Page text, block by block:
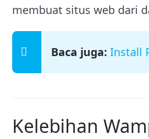
membuat situs web dari
Baca juga: Install
Kelebihan